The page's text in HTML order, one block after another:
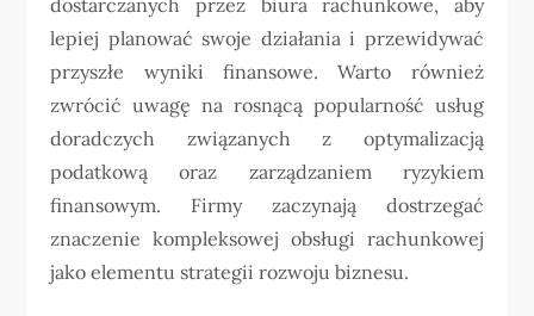
dostarczanych przez biura rachunkowe, aby
lepiej planować swoje działania i przewidywać
przyszłe wyniki finansowe. Warto również
zwrócić uwagę na rosnącą popularność usług
doradczych związanych z optymalizacją
podatkową oraz zarządzaniem ryzykiem
finansowym. Firmy zaczynają dostrzegać
znaczenie kompleksowej obsługi rachunkowej
jako elementu strategii rozwoju biznesu.